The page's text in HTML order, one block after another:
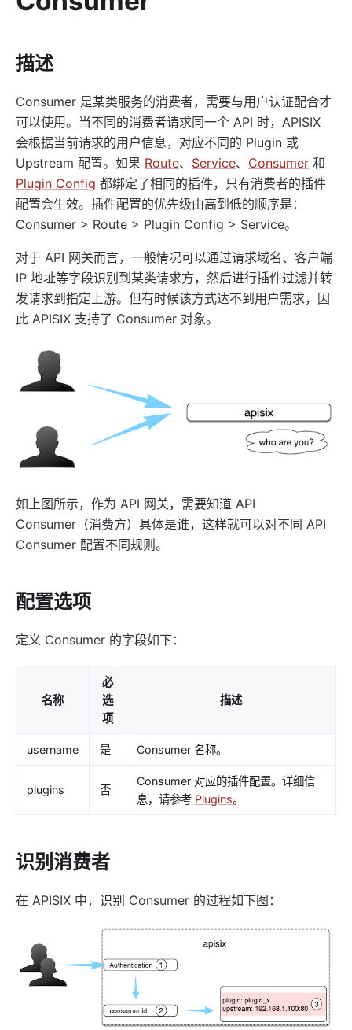
server-info
ext-plugin-pre-req
ext-plugin-post-req
ext-plugin-post-resp
inspect
ocsp-stapling
Transformation
response-rewrite
error-page
grpc-transcode
grpc-web
mocking
degraphql
attach-consumer-label
exit-transformer
jwt-auth
jwe-decrypt
Keycloak Authorization (authz-keycloak)
authz-casdoor
cas-auth
hmac-auth
ldap-auth
forward-auth
multi-auth
saml-auth
描述
Consumer 是某类服务的消费者，需要与用户认证配合才
可以使用。当不同的消费者请求同一个 API 时，APISIX
会根据当前请求的用户信息，对应不同的 Plugin 或
Upstream 配置。如果 Route、 Service、 Consumer 和
Plugin Config 都绑定了相同的插件，只有消费者的插件
配置会生效。插件配置的优先级由高到低的顺序是：
Consumer > Route > Plugin Config > Service。
对于 API 网关而言，一般情况可以通过请求域名、客户端
IP 地址等字段识别到某类请求方，然后进行插件过滤并转
发请求到指定上游。但有时候该方式达不到用户需求，因
此 APISIX 支持了 Consumer 对象。
如上图所示，作为 API 网关，需要知道 API
Consumer（消费方）具体是谁，这样就可以对不同 API
Consumer 配置不同规则。
配置选项
定义 Consumer 的字段如下：
名称
必
选
项
描述
username 是 Consumer 名称。
plugins 否
Consumer 对应的插件配置。详细信
息，请参考 Plugins。
识别消费者
在 APISIX 中，识别 Consumer 的过程如下图：